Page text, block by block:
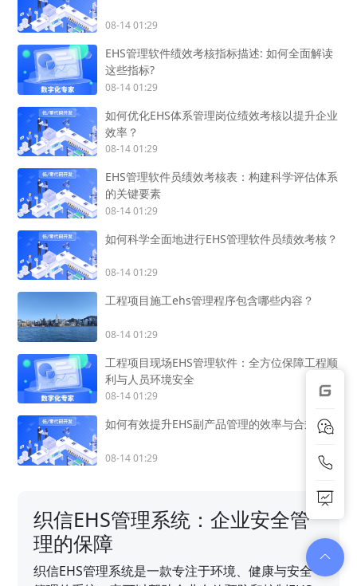
08-14 01:29
EHS管理软件绩效考核指标描述: 如何全面解读
这些指标?
08-14 01:29
如何优化EHS体系管理岗位绩效考核以提升企业
效率？
08-14 01:29
EHS管理软件员绩效考核表：构建科学评估体系
的关键要素
08-14 01:29
如何科学全面地进行EHS管理软件员绩效考核？
08-14 01:29
工程项目施工ehs管理程序包含哪些内容？
08-14 01:29
工程项目现场EHS管理软件：全方位保障工程顺
利与人员环境安全
08-14 01:29
如何有效提升EHS副产品管理的效率与合规性？
08-14 01:29
织信EHS管理系统：企业安全管
理的保障
织信EHS管理系统是一款专注于环境、健康与安全